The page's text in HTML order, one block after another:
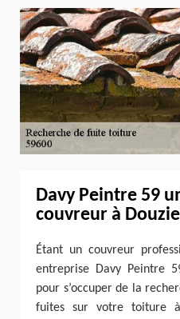
Davy Peintre 59
couvreur à
Étant un couvreur
entreprise Davy Peintre
pour s’occuper de la
fuites sur votre toiture